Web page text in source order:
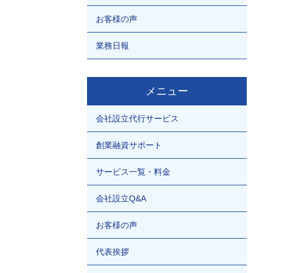
お客様の声
業務日報
メニュー
会社設立代行サービス
創業融資サポート
サービス一覧・料金
会社設立Q&A
お客様の声
代表挨拶